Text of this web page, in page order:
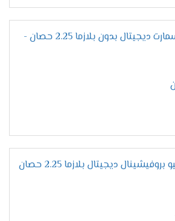
على كفاءة وتميز لأننا نستخدم غاز فريون R22 الجديد
وأيضا لا يسبب اى أضرار على
.
فريش بروفيشنال
بالبلازما 2024 ".
الجهاز من أهم المواصفات التى
فى فريش خاصية التشخيص الذاتى
لكى تظهر لنا جميع الاعطال التى
ونستطيع من خلالها حل أى مشكله
النوم
سعر تكييف فريش سمارت ديجيتال بدون بلازما 2.25 حصان -
سعر تكييف فريش نيو بروفيشينال ديجيتال بلازما 2.25 حصان